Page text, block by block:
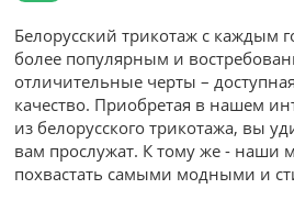
Белорусский трикотаж с каждым
более популярным и
отличительные черты –
качество. Приобретая в нашем
из белорусского трикотажа, вы
вам прослужат. К тому же - наши
похвастать самыми модными и